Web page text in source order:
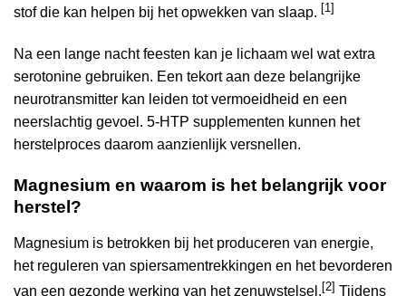
stof die kan helpen bij het opwekken van slaap. [1]
Na een lange nacht feesten kan je lichaam wel wat extra
serotonine gebruiken. Een tekort aan deze belangrijke
neurotransmitter kan leiden tot vermoeidheid en een
neerslachtig gevoel. 5-HTP supplementen kunnen het
herstelproces daarom aanzienlijk versnellen.
Magnesium en waarom is het belangrijk voor
herstel?
Magnesium is betrokken bij het produceren van energie,
het reguleren van spiersamentrekkingen en het bevorderen
van een gezonde werking van het zenuwstelsel. [2] Tijdens